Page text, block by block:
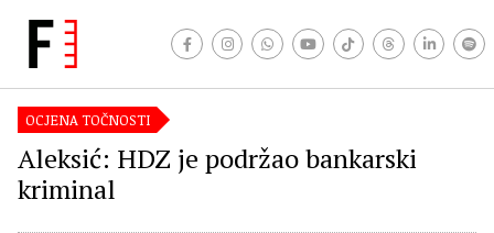
OCJENA TOČNOSTI
Aleksić: HDZ je podržao bankarski
kriminal